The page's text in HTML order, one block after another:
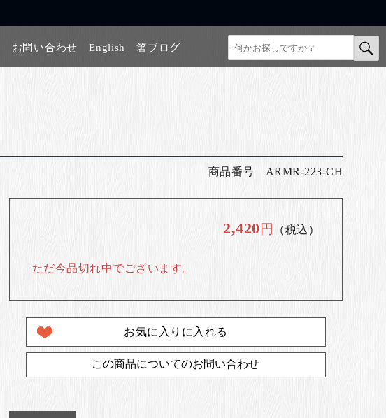
お問い合わせ English 箸ブログ
商品番号 ARMR-223-CH
2,420円 （税込）
ただ今品切れ中でございます。
お気に入りに入れる
この商品についてのお問い合わせ